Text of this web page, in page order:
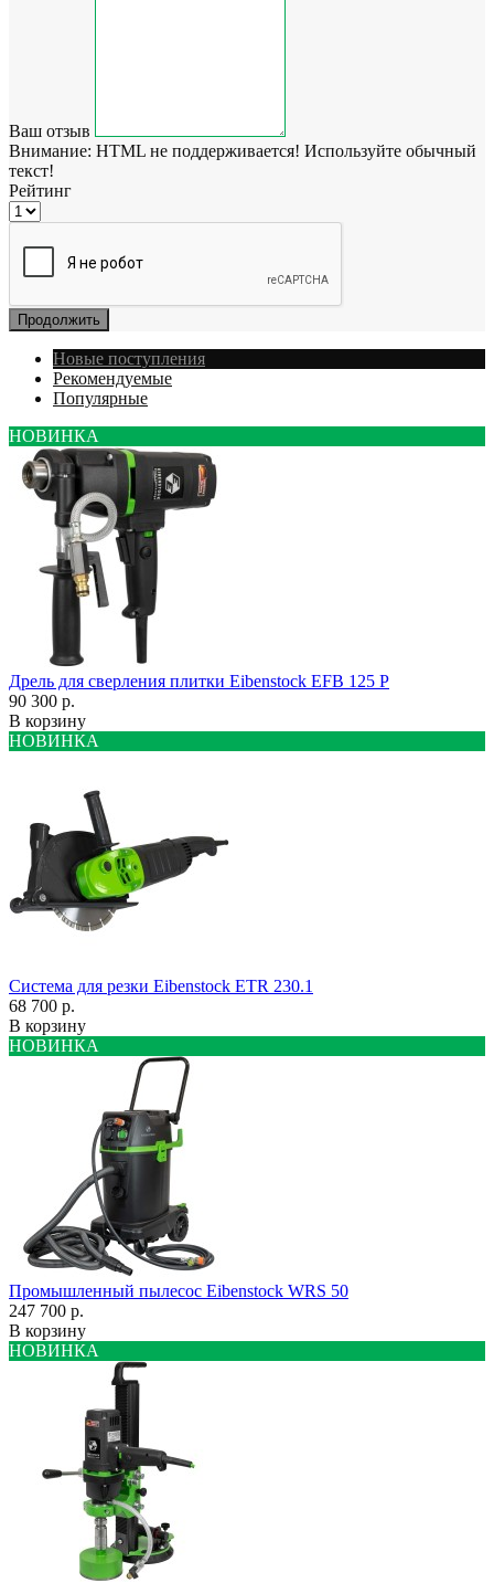
Ваш отзыв
Внимание: HTML не поддерживается! Используйте обычный
текст!
Рейтинг
Продолжить
Новые поступления
Рекомендуемые
Популярные
НОВИНКА
Дрель для сверления плитки Eibenstock EFB 125 P
90 300 р.
В корзину
НОВИНКА
Система для резки Eibenstock ETR 230.1
68 700 р.
В корзину
НОВИНКА
Промышленный пылесос Eibenstock WRS 50
247 700 р.
В корзину
НОВИНКА